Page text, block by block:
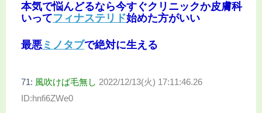
本気で悩んどるなら今すぐクリニックか皮膚科
いってフィナステリド始めた方がいい
最悪 ミノタブで絶対に生える
71: 風吹けば毛無し 2022/12/13(火) 17:11:46.26
ID:hnfi6ZWe0